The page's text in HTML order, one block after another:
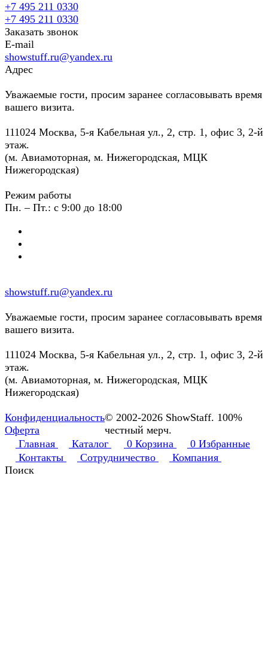
+7 495 211 0330
+7 495 211 0330
Заказать звонок
E-mail
showstuff.ru@yandex.ru
Адрес
Уважаемые гости, просим заранее согласовывать время
вашего визита.
111024 Москва, 5-я Кабельная ул., 2, стр. 1, офис 3, 2-й
этаж.
(м. Авиамоторная, м. Нижегородская, МЦК
Нижегородская)
Режим работы
Пн. – Пт.: с 9:00 до 18:00
showstuff.ru@yandex.ru
Уважаемые гости, просим заранее согласовывать время
вашего визита.
111024 Москва, 5-я Кабельная ул., 2, стр. 1, офис 3, 2-й
этаж.
(м. Авиамоторная, м. Нижегородская, МЦК
Нижегородская)
Конфиденциальность
Оферта
© 2002-2026 ShowStaff. 100%
честный мерч.
Главная
Каталог 0 Корзина 0 Избранные
Контакты
Сотрудничество
Компания
Поиск